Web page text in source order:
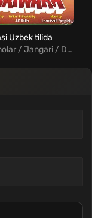
Uzbek tilida
Tarjima Kinolar / Jangari / Drama / Hind Kinolar Uzbek Tilida